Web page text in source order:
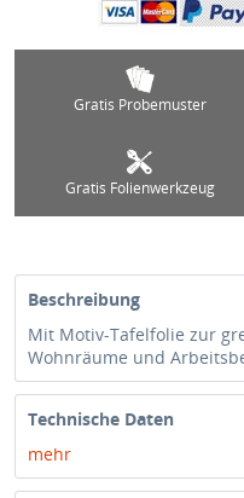
Gratis Probemuster
Gratis Folienwerkzeug
Beschreibung
Mit Motiv-Tafelfolie zur
Wohnräume und
Technische Daten
mehr